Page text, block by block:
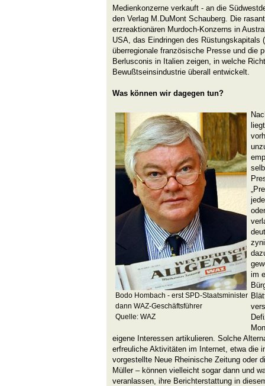
Medienkonzerne verkauft - an die
den Verlag M.DuMont Schauberg. Die
erzreaktionären Murdoch-Konzerns in
USA, das Eindringen des Rüstungskapitals
überregionale französische Presse und die
Berlusconis in Italien zeigen, in welche
Bewußtseinsindustrie überall entwickelt.
Was können wir dagegen tun?
Bodo Hombach - erst SPD-Staatsminister
dann WAZ-Geschäftsführer
Quelle: WAZ
im
eigene Interessen artikulieren. Solche
erfreuliche Aktivitäten im Internet, etwa die
vorgestellte Neue Rheinische Zeitung oder
Müller – können vielleicht sogar dann und
veranlassen, ihre Berichterstattung in